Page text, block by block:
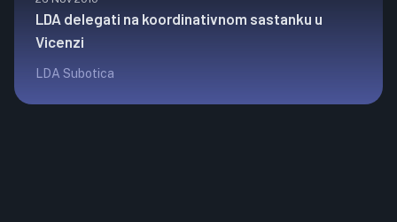
LDA delegati na koordinativnom sastanku u
Vicenzi
LDA Subotica